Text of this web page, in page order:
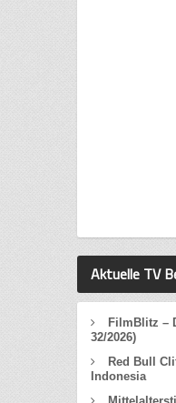
Aktuelle TV
FilmBlitz –
32/2026)
Red Bull
Indonesia